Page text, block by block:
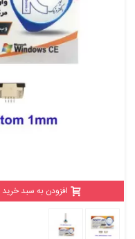
افزودن به سبد خرید